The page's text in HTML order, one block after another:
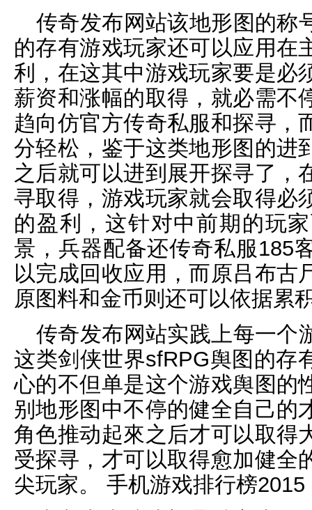
传奇发布网站该地形图的称
的存有游戏玩家还可以应用在
利，在这其中游戏玩家要是必
薪资和涨幅的取得，就必需不
趋向仿官方传奇私服和探寻，
分轻松，鉴于这类地形图的进
之后就可以进到展开探寻了，
寻取得，游戏玩家就会取得必
的盈利，这针对中前期的玩
景，兵器配备还传奇私服185
以完成回收应用，而原吕布古
原图料和金币则还可以依据累
传奇发布网站实践上每一个
这类剑侠世界sfRPG舆图的存
心的不但单是这个游戏舆图的
别地形图中不停的健全自己的
角色推动起來之后才可以取得
受探寻，才可以取得愈加健全
尖玩家。 手机游戏排行榜2015